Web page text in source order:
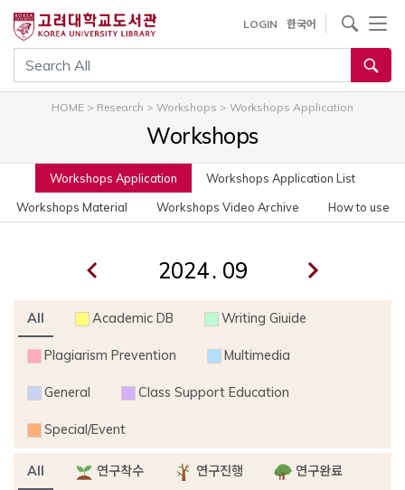
통합검색
LOGIN 한국어
사이트내 검색
HOME > Research > Workshops > Workshops Application
Workshops
Workshops Application
Workshops Application List
Workshops Material
Workshops Video Archive How to use
.
All Academic DB Writing Giuide
Plagiarism Prevention Multimedia
General Class Support Education
Special/Event
All 연구착수 연구진행 연구완료